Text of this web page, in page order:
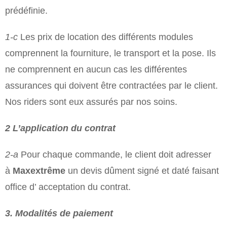
prédéfinie.
1-­c Les prix de location des différents modules
comprennent la fourniture, le transport et la pose. Ils
ne comprennent en aucun cas les différentes
assurances qui doivent être contractées par le client.
Nos riders sont eux assurés par nos soins.
2 L’application du contrat
2-­a Pour chaque commande, le client doit adresser
à Maxextrême un devis dûment signé et daté faisant
office d’ acceptation du contrat.
3. Modalités de paiement